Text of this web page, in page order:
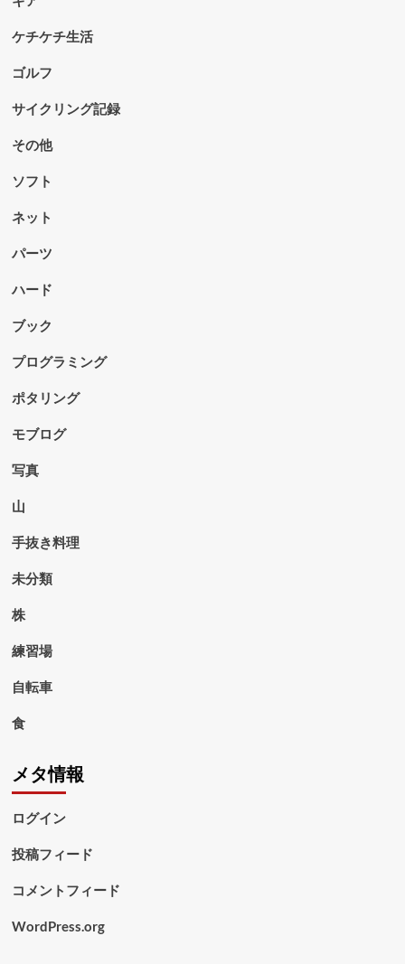
ケチケチ生活
ゴルフ
サイクリング記録
その他
ソフト
ネット
パーツ
ハード
ブック
プログラミング
ポタリング
モブログ
写真
山
手抜き料理
未分類
株
練習場
自転車
食
メタ情報
ログイン
投稿フィード
コメントフィード
WordPress.org